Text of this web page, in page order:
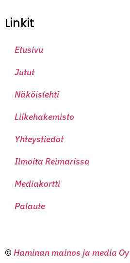
Linkit
Etusivu
Jutut
Näköislehti
Liikehakemisto
Yhteystiedot
Ilmoita Reimarissa
Mediakortti
Palaute
© Haminan mainos ja media Oy